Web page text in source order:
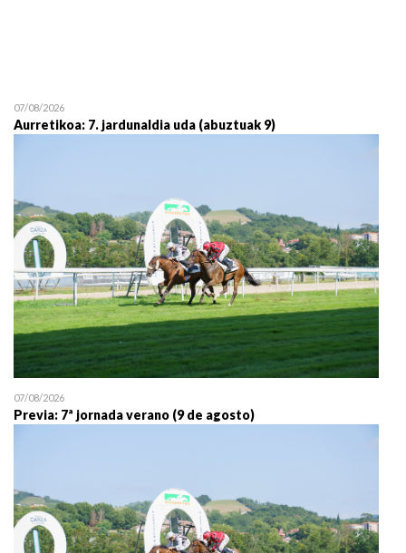
19/07 11:30 Uztailaren 19a / 19 de
07/08/2026
Aurretikoa: 7. jardunaldia uda (abuztuak 9)
07/08/2026
Previa: 7ª jornada verano (9 de agosto)